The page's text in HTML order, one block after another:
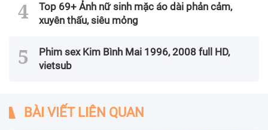
Top 69+ Ảnh nữ sinh mặc áo dài phản cảm,
xuyên thấu, siêu mỏng
Phim sex Kim Bình Mai 1996, 2008 full HD,
vietsub
BÀI VIẾT LIÊN QUAN